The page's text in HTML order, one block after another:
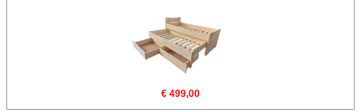
€ 499,00